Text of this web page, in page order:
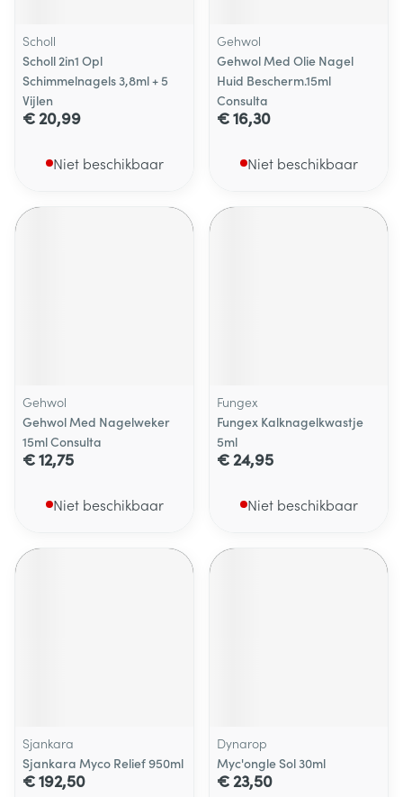
Scholl
Scholl 2in1 Opl
Schimmelnagels 3,8ml + 5
Vijlen
€ 20,99
Niet beschikbaar
Gehwol
Gehwol Med Olie Nagel
Huid Bescherm.15ml
Consulta
€ 16,30
Niet beschikbaar
Gehwol
Gehwol Med Nagelweker
15ml Consulta
€ 12,75
Niet beschikbaar
Fungex
Fungex Kalknagelkwastje
5ml
€ 24,95
Niet beschikbaar
Sjankara
Sjankara Myco Relief 950ml
€ 192,50
Dynarop
Myc'ongle Sol 30ml
€ 23,50